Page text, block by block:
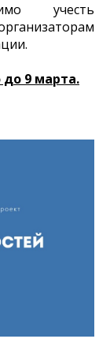
учесть
9 марта.